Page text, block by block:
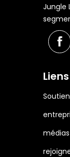
Jungle
Soutien